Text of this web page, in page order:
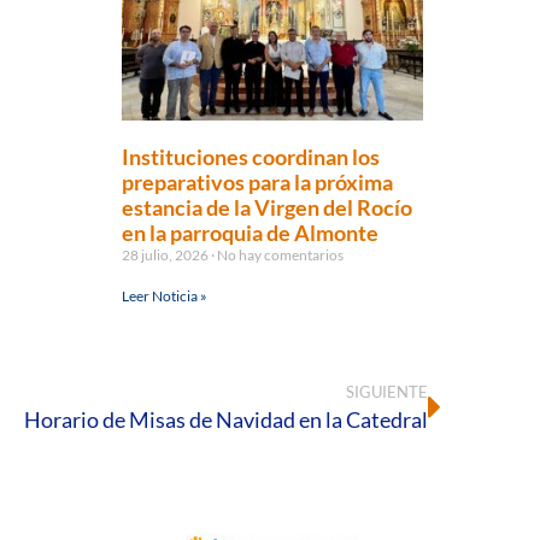
Instituciones coordinan los
preparativos para la próxima
estancia de la Virgen del Rocío
en la parroquia de Almonte
28 julio, 2026 No hay comentarios
Leer Noticia »
SIGUIENTE
Horario de Misas de Navidad en la Catedral